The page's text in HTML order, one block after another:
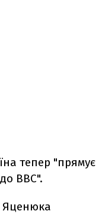
тепер "прямує
ВВС".
Яценюка